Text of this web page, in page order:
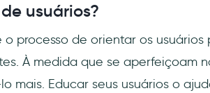
usuários?
processo de orientar os usuários
À medida que se aperfeiçoam
mais. Educar seus usuários o